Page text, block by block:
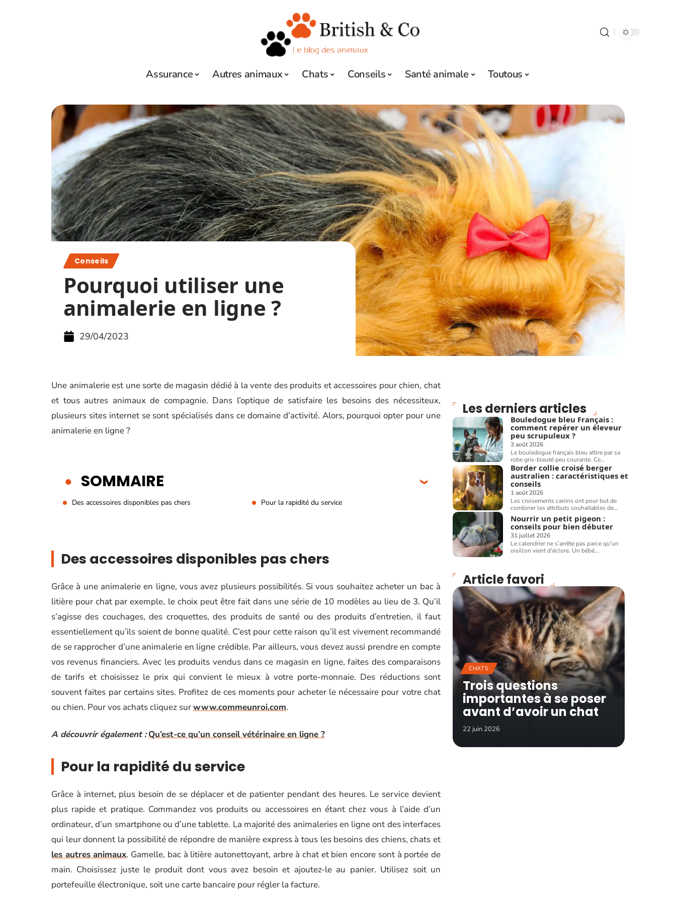
Assurance Autres animaux Chats Conseils Santé animale Toutous
Conseils
Pourquoi utiliser une
animalerie en ligne ?
29/04/2023
Une animalerie est une sorte de magasin dédié à la vente des produits et accessoires pour chien, chat
et tous autres animaux de compagnie. Dans l’optique de satisfaire les besoins des nécessiteux,
plusieurs sites internet se sont spécialisés dans ce domaine d’activité. Alors, pourquoi opter pour une
animalerie en ligne ?
SOMMAIRE
Des accessoires disponibles pas chers Pour la rapidité du service
Des accessoires disponibles pas chers
Grâce à une animalerie en ligne, vous avez plusieurs possibilités. Si vous souhaitez acheter un bac à
litière pour chat par exemple, le choix peut être fait dans une série de 10 modèles au lieu de 3. Qu’il
s’agisse des couchages, des croquettes, des produits de santé ou des produits d’entretien, il faut
essentiellement qu’ils soient de bonne qualité. C’est pour cette raison qu’il est vivement recommandé
de se rapprocher d’une animalerie en ligne crédible. Par ailleurs, vous devez aussi prendre en compte
vos revenus financiers. Avec les produits vendus dans ce magasin en ligne, faites des comparaisons
de tarifs et choisissez le prix qui convient le mieux à votre porte-monnaie. Des réductions sont
souvent faites par certains sites. Profitez de ces moments pour acheter le nécessaire pour votre chat
ou chien. Pour vos achats cliquez surwww.commeunroi.com.
A découvrir également : Qu’est-ce qu’un conseil vétérinaire en ligne ?
Pour la rapidité du service
Grâce à internet, plus besoin de se déplacer et de patienter pendant des heures. Le service devient
plus rapide et pratique. Commandez vos produits ou accessoires en étant chez vous à l’aide d’un
ordinateur, d’un smartphone ou d’une tablette. La majorité des animaleries en ligne ont des interfaces
qui leur donnent la possibilité de répondre de manière express à tous les besoins des chiens, chats et
les autres animaux. Gamelle, bac à litière autonettoyant, arbre à chat et bien encore sont à portée de
main. Choisissez juste le produit dont vous avez besoin et ajoutez-le au panier. Utilisez soit un
portefeuille électronique, soit une carte bancaire pour régler la facture.
Les derniers articles
Bouledogue bleu Français :
comment repérer un éleveur
peu scrupuleux ?
3 août 2026
Le bouledogue français bleu attire par sa
robe gris-bleuté peu courante. Ce…
Border collie croisé berger
australien : caractéristiques et
conseils
1 août 2026
Les croisements canins ont pour but de
combiner les attributs souhaitables de…
Nourrir un petit pigeon :
conseils pour bien débuter
31 juillet 2026
Le calendrier ne s'arrête pas parce qu'un
oisillon vient d'éclore. Un bébé…
Article favori
CHATS
Trois questions
importantes à se poser
avant d’avoir un chat
22 juin 2026